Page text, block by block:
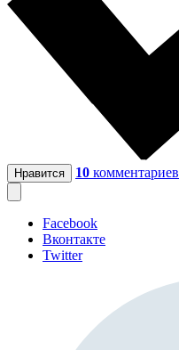
Нравится 10 комментариев
Facebook
Вконтакте
Twitter